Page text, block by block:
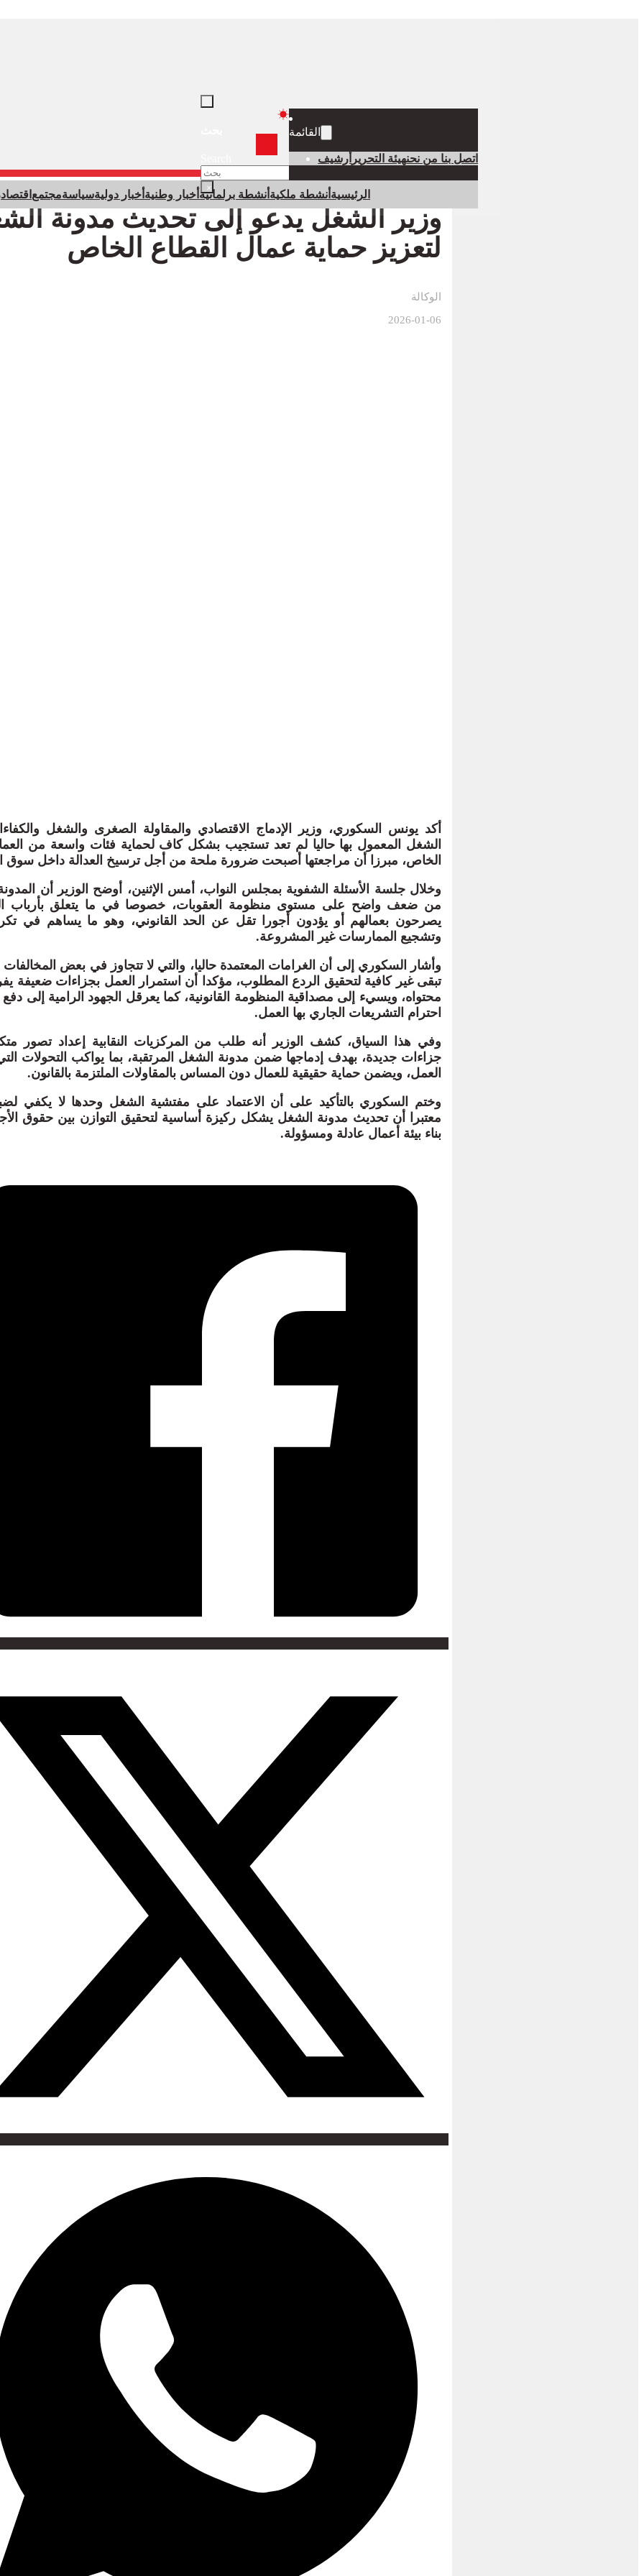
×
القائمة
اتصل بنا من نحنهيئة التحرير أرشيف
الرئيسية أنشطة ملكية أنشطة برلمانية أخبار وطنية أخبار دوليةسياسةمجتمع اقتصاد
وزير الشغل يدعو إلى تحديث مدونة
لتعزيز حماية عمال القطاع الخاص
الوكالة
2026-01-06
أكد يونس السكوري، وزير الإدماج الاقتصادي والمقاولة الصغرى والشغل
الشغل المعمول بها حاليا لم تعد تستجيب بشكل كاف لحماية فئات واسعة من
الخاص، مبرزا أن مراجعتها أصبحت ضرورة ملحة من أجل ترسيخ العدالة داخل سوق
وخلال جلسة الأسئلة الشفوية بمجلس النواب، أمس الإثنين، أوضح الوزير أن المدونة
من ضعف واضح على مستوى منظومة العقوبات، خصوصا في ما يتعلق بأرباب
يصرحون بعمالهم أو يؤدون أجورا تقل عن الحد القانوني، وهو ما يساهم في
وتشجيع الممارسات غير المشروعة.
تبقى غير كافية لتحقيق الردع المطلوب، مؤكدا أن استمرار العمل بجزاءات ضعيفة
محتواه، ويسيء إلى مصداقية المنظومة القانونية، كما يعرقل الجهود الرامية إلى دفع
احترام التشريعات الجاري بها العمل.
وفي هذا السياق، كشف الوزير أنه طلب من المركزيات النقابية إعداد تصور
جزاءات جديدة، بهدف إدماجها ضمن مدونة الشغل المرتقبة، بما يواكب التحولات
العمل، ويضمن حماية حقيقية للعمال دون المساس بالمقاولات الملتزمة بالقانون.
وختم السكوري بالتأكيد على أن الاعتماد على مفتشية الشغل وحدها لا يكفي
معتبرا أن تحديث مدونة الشغل يشكل ركيزة أساسية لتحقيق التوازن بين حقوق
بناء بيئة أعمال عادلة ومسؤولة.